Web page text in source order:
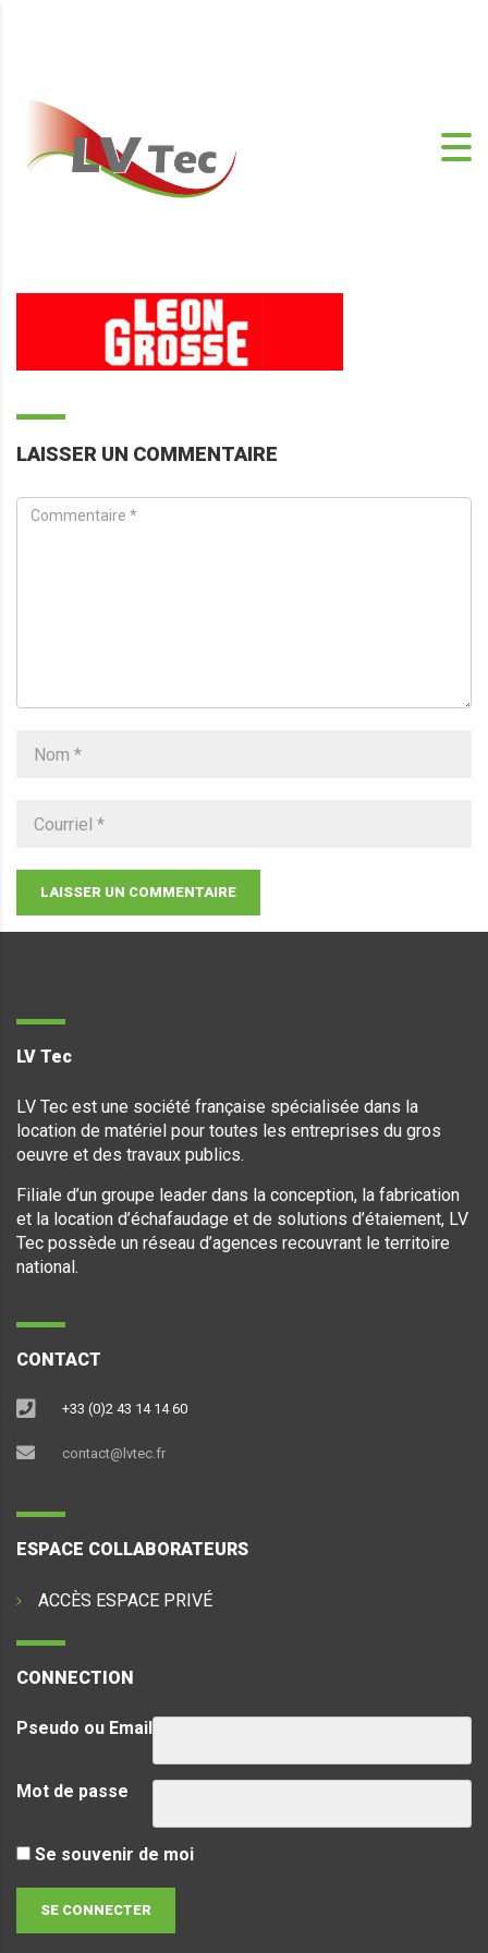
LAISSER UN COMMENTAIRE
LAISSER UN COMMENTAIRE
LV Tec
LV Tec est une société française spécialisée dans la
location de matériel pour toutes les entreprises du gros
oeuvre et des travaux publics.
Filiale d’un groupe leader dans la conception, la fabrication
et la location d’échafaudage et de solutions d’étaiement, LV
Tec possède un réseau d’agences recouvrant le territoire
national.
CONTACT
+33 (0)2 43 14 14 60
contact@lvtec.fr
ESPACE COLLABORATEURS
ACCÈS ESPACE PRIVÉ
CONNECTION
Pseudo ou Email
Mot de passe
Se souvenir de moi